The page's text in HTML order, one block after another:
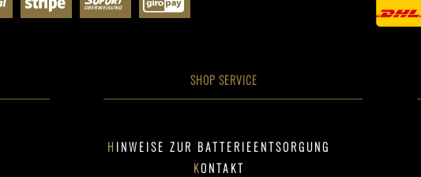
SHOP SERVICE
HINWEISE ZUR BATTERIEENTSORGUNG
KONTAKT